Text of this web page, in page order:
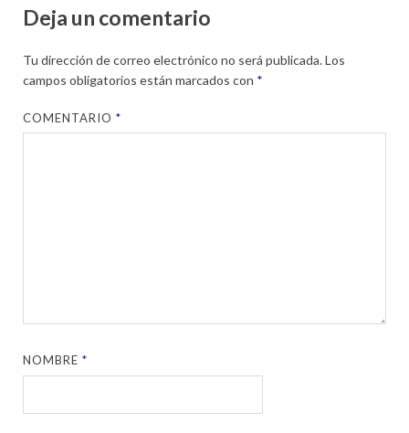
Deja un comentario
Tu dirección de correo electrónico no será publicada.Los
campos obligatorios están marcados con *
COMENTARIO*
NOMBRE*